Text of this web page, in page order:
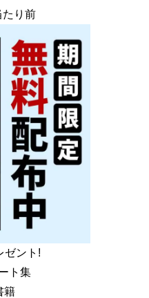
たり前
ゼント!
ト集
籍